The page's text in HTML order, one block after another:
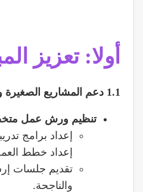
أولا: تعزيز
1.1 دعم المشاريع الصغيرة
تنظيم ورش عمل
إعداد برامج
إعداد خطط
تقديم جلسات
والناجحة.